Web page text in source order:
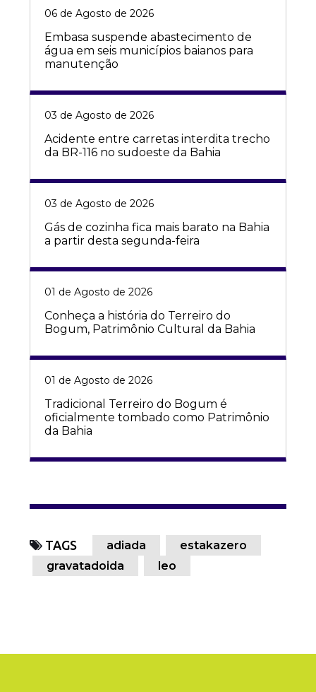
06 de Agosto de 2026
Embasa suspende abastecimento de
água em seis municípios baianos para
manutenção
03 de Agosto de 2026
Acidente entre carretas interdita trecho
da BR-116 no sudoeste da Bahia
03 de Agosto de 2026
Gás de cozinha fica mais barato na Bahia
a partir desta segunda-feira
01 de Agosto de 2026
Conheça a história do Terreiro do
Bogum, Patrimônio Cultural da Bahia
01 de Agosto de 2026
Tradicional Terreiro do Bogum é
oficialmente tombado como Patrimônio
da Bahia
TAGS adiada
estakazero
gravatadoida
leo